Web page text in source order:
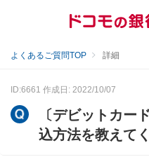
よくあるご質問TOP 詳細
ID:6661 作成日: 2022/10/07
〔デビットカー
込方法を教えて